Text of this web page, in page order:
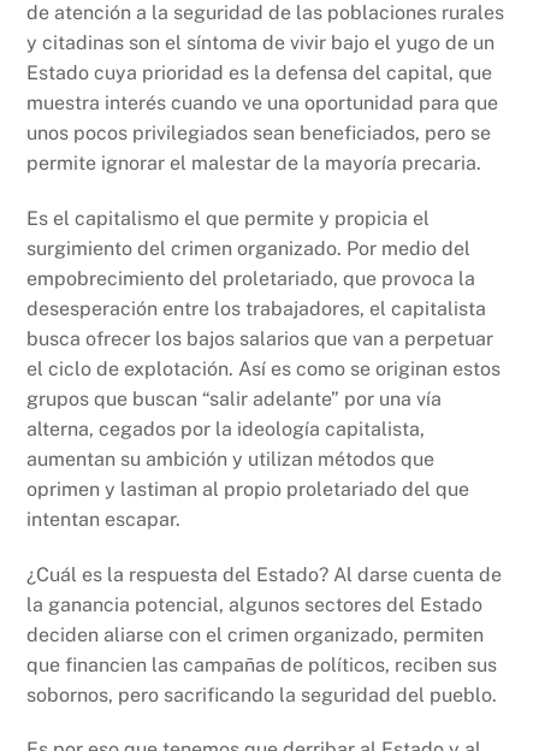
de atención a la seguridad de las poblaciones rurales
y citadinas son el síntoma de vivir bajo el yugo de un
Estado cuya prioridad es la defensa del capital, que
muestra interés cuando ve una oportunidad para que
unos pocos privilegiados sean beneficiados, pero se
permite ignorar el malestar de la mayoría precaria.
Es el capitalismo el que permite y propicia el
surgimiento del crimen organizado. Por medio del
empobrecimiento del proletariado, que provoca la
desesperación entre los trabajadores, el capitalista
busca ofrecer los bajos salarios que van a perpetuar
el ciclo de explotación. Así es como se originan estos
grupos que buscan “salir adelante” por una vía
alterna, cegados por la ideología capitalista,
aumentan su ambición y utilizan métodos que
oprimen y lastiman al propio proletariado del que
intentan escapar.
¿Cuál es la respuesta del Estado? Al darse cuenta de
la ganancia potencial, algunos sectores del Estado
deciden aliarse con el crimen organizado, permiten
que financien las campañas de políticos, reciben sus
sobornos, pero sacrificando la seguridad del pueblo.